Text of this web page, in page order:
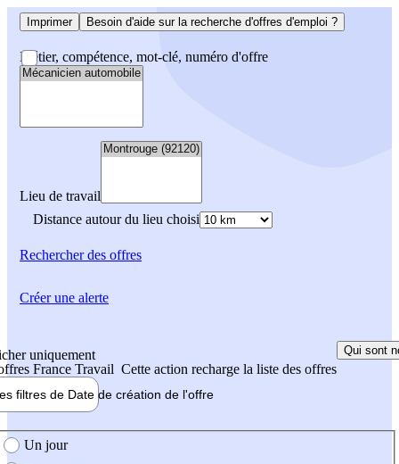
Imprimer Besoin d'aide sur la recherche d'offres d'emploi ?
Métier, compétence, mot-clé, numéro d'offre
Lieu de travail
Distance autour du lieu choisi
Rechercherdes offres
uniquement
France Travail Cette action recharge la liste des offres
Qui sont
filtres de Date de création de l'offre
création de l'offre
Un jour
Créer une alerte